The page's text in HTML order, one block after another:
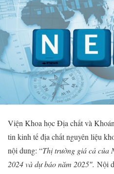
Viện Khoa học Địa chất và
tin kinh tế địa chất nguyên liệu
nội dung: “Thị trường giá cả của
2024 và dự báo năm 2025″. Nội